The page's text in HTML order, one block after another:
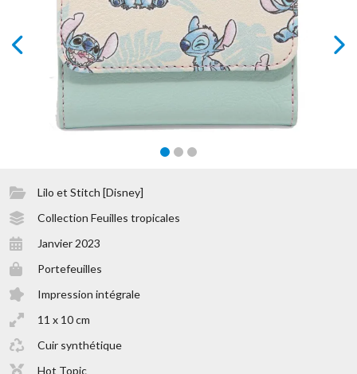
Lilo et Stitch [Disney]
Collection Feuilles tropicales
Janvier 2023
Portefeuilles
Impression intégrale
11 x 10 cm
Cuir synthétique
Hot Topic